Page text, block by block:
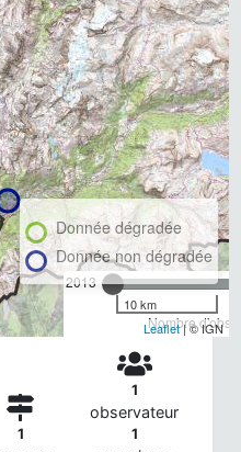
2013
Nombre
Donnée dégradée
Donnée non dégradée
10 km
Leaflet| © IGN
1
1
observateur
1